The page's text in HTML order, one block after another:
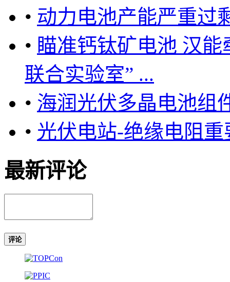
• 动力电池产能严重过
• 瞄准钙钛矿电池 汉
联合实验室” ...
• 海润光伏多晶电池组
• 光伏电站-绝缘电阻
最新评论
评论